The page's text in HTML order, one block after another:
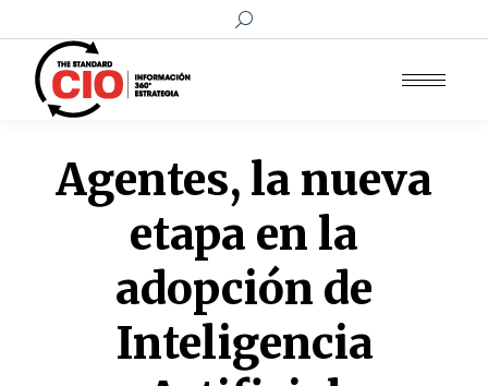
Buscar:
Agentes, la nueva
etapa en la
adopción de
Inteligencia